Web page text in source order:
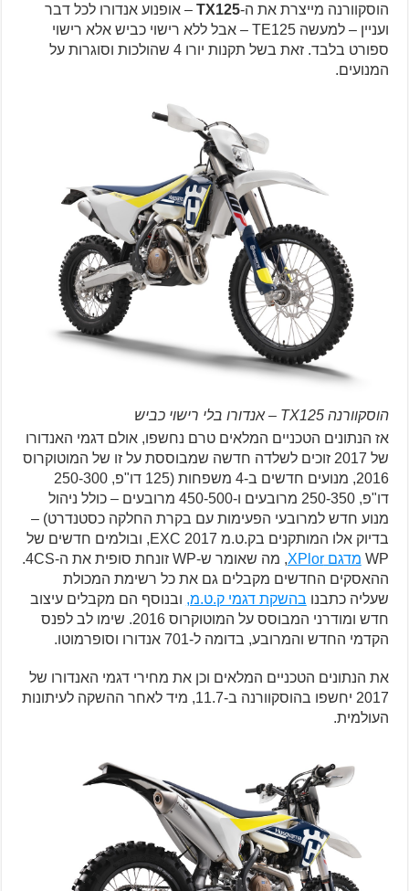
הוסקוורנה מייצרת את ה-TX125 – אופנוע אנדורו לכל דבר
ועניין – למעשה TE125 – אבל ללא רישוי כביש אלא רישוי
ספורט בלבד. זאת בשל תקנות יורו 4 שהולכות וסוגרות על
המנועים.
הוסקוורנה TX125 – אנדורו בלי רישוי כביש
אז הנתונים הטכניים המלאים טרם נחשפו, אולם דגמי האנדורו
של 2017 זוכים לשלדה חדשה שמבוססת על זו של המוטוקרוס
2016, מנועים חדשים ב-4 משפחות (125 דו"פ, 250-300
דו"פ, 250-350 מרובעים ו-450-500 מרובעים – כולל ניהול
מנוע חדש למרובעי הפעימות עם בקרת החלקה כסטנדרט) –
בדיוק אלו המותקנים בק.ט.מ EXC 2017, ובולמים חדשים של
WP מדגם XPlor
, מה שאומר ש-WP זונחת סופית את ה-4CS.
ההאסקים החדשים מקבלים גם את כל רשימת המכולת
שעליה כתבנו בהשקת דגמי ק.ט.מ, ובנוסף הם מקבלים עיצוב
חדש ומודרני המבוסס על המוטוקרוס 2016. שימו לב לפנס
הקדמי החדש והמרובע, בדומה ל-701 אנדורו וסופרמוטו.
את הנתונים הטכניים המלאים וכן את מחירי דגמי האנדורו של
2017 יחשפו בהוסקוורנה ב-11.7, מיד לאחר ההשקה לעיתונות
העולמית.